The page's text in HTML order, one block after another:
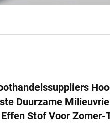
Duurzame
Stof Voor Zomer-